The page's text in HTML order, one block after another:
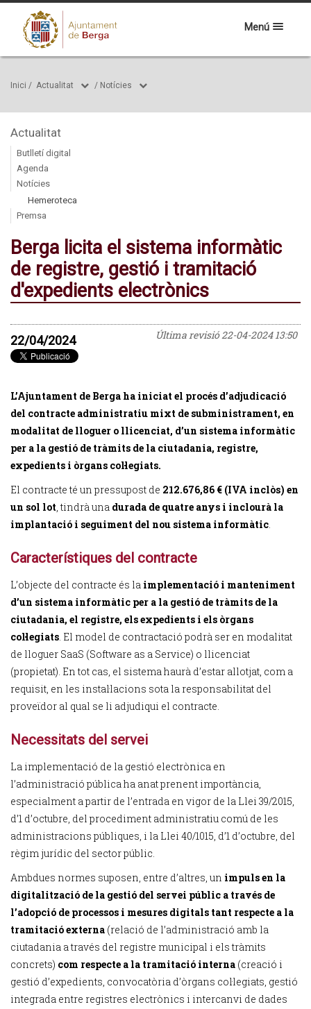
Menú
Inici / Actualitat / Notícies
Actualitat
Butlletí digital
Agenda
Notícies
Hemeroteca
Premsa
Berga licita el sistema informàtic
de registre, gestió i tramitació
d'expedients electrònics
Última revisió22-04-2024 13:50
22/04/2024
L’Ajuntament de Berga ha iniciat el procés d’adjudicació
del contracte administratiu mixt de subministrament, en
modalitat de lloguer o llicenciat, d’un sistema informàtic
per a la gestió de tràmits de la ciutadania, registre,
expedients i òrgans col·legiats.
El contracte té un pressupost de 212.676,86 € (IVA inclòs) en
un sol lot, tindrà una durada de quatre anys i inclourà la
implantació i seguiment del nou sistema informàtic.
Característiques del contracte
L’objecte del contracte és laimplementació i manteniment
d’un sistema informàtic per a la gestió de tràmits de la
ciutadania, el registre, els expedients i els òrgans
col·legiats. El model de contractació podrà ser en modalitat
de lloguer SaaS (Software as a Service) o llicenciat
(propietat). En tot cas, el sistema haurà d’estar allotjat, com a
requisit, en les instal·lacions sota la responsabilitat del
proveïdor al qual se li adjudiqui el contracte.
Necessitats del servei
La implementació de la gestió electrònica en
l’administració pública ha anat prenent importància,
especialment a partir de l’entrada en vigor de la Llei 39/2015,
d’1 d’octubre, del procediment administratiu comú de les
administracions públiques, i la Llei 40/1015, d’1 d’octubre, del
règim jurídic del sector públic.
Ambdues normes suposen, entre d’altres, un impuls en la
digitalització de la gestió del servei públic a través de
l’adopció de processos i mesures digitals tant respecte a la
tramitació externa (relació de l’administració amb la
ciutadania a través del registre municipal i els tràmits
concrets) com respecte a la tramitació interna (creació i
gestió d’expedients, convocatòria d’òrgans col·legiats, gestió
integrada entre registres electrònics i intercanvi de dades